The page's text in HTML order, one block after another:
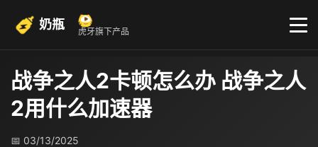
奶瓶 虎牙旗下产品
战争之人2卡顿怎么办 战争之人
2用什么加速器
📅 03/13/2025